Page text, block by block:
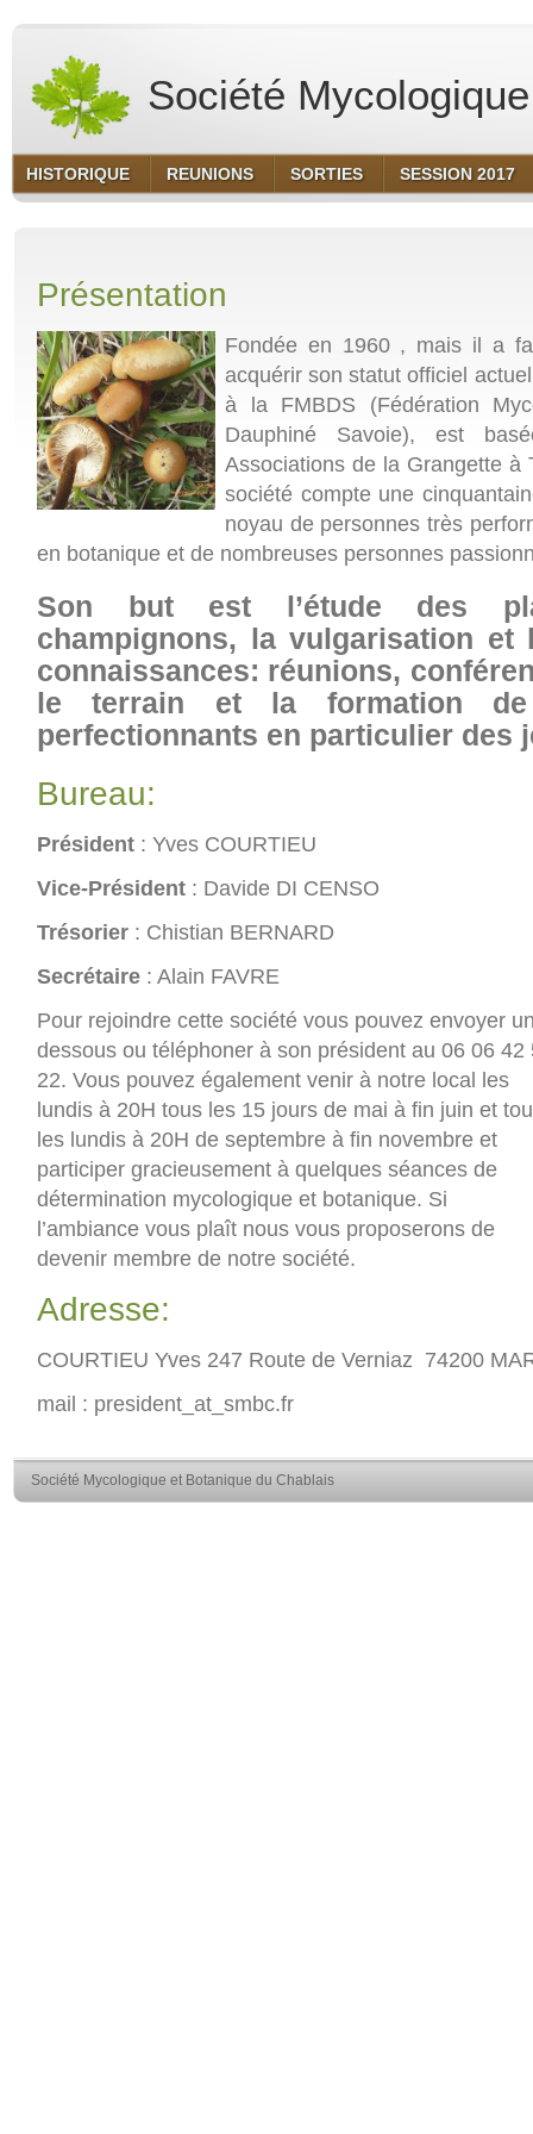
Société
HISTORIQUE REUNIONS SORTIES SESSION 2017
Présentation
Fondée en 1960 , mais il a
acquérir son statut officiel
à la FMBDS (Fédération
Dauphiné Savoie), est
Associations de la Grangette à
société compte une
noyau de personnes très
en botanique et de nombreuses personnes
Son but est l’étude des
champignons, la vulgarisation et
connaissances: réunions,
le terrain et la formation de
perfectionnants en particulier des
Bureau:
Président : Yves COURTIEU
Vice-Président : Davide DI CENSO
Trésorier : Chistian BERNARD
Secrétaire : Alain FAVRE
Pour rejoindre cette société vous pouvez envoyer
dessous ou téléphoner à son président au 06 06 42
22. Vous pouvez également venir à notre local les
lundis à 20H tous les 15 jours de mai à fin juin et
les lundis à 20H de septembre à fin novembre et
participer gracieusement à quelques séances de
détermination mycologique et botanique. Si
l’ambiance vous plaît nous vous proposerons de
devenir membre de notre société.
Adresse:
COURTIEU Yves 247 Route de Verniaz 74200
mail : president_at_smbc.fr
Société Mycologique et Botanique du Chablais